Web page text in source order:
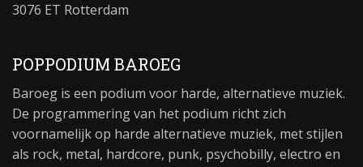
3076 ET Rotterdam
POPPODIUM BAROEG
Baroeg is een podium voor harde, alternatieve muziek.
De programmering van het podium richt zich
voornamelijk op harde alternatieve muziek, met stijlen
als rock, metal, hardcore, punk, psychobilly, electro en